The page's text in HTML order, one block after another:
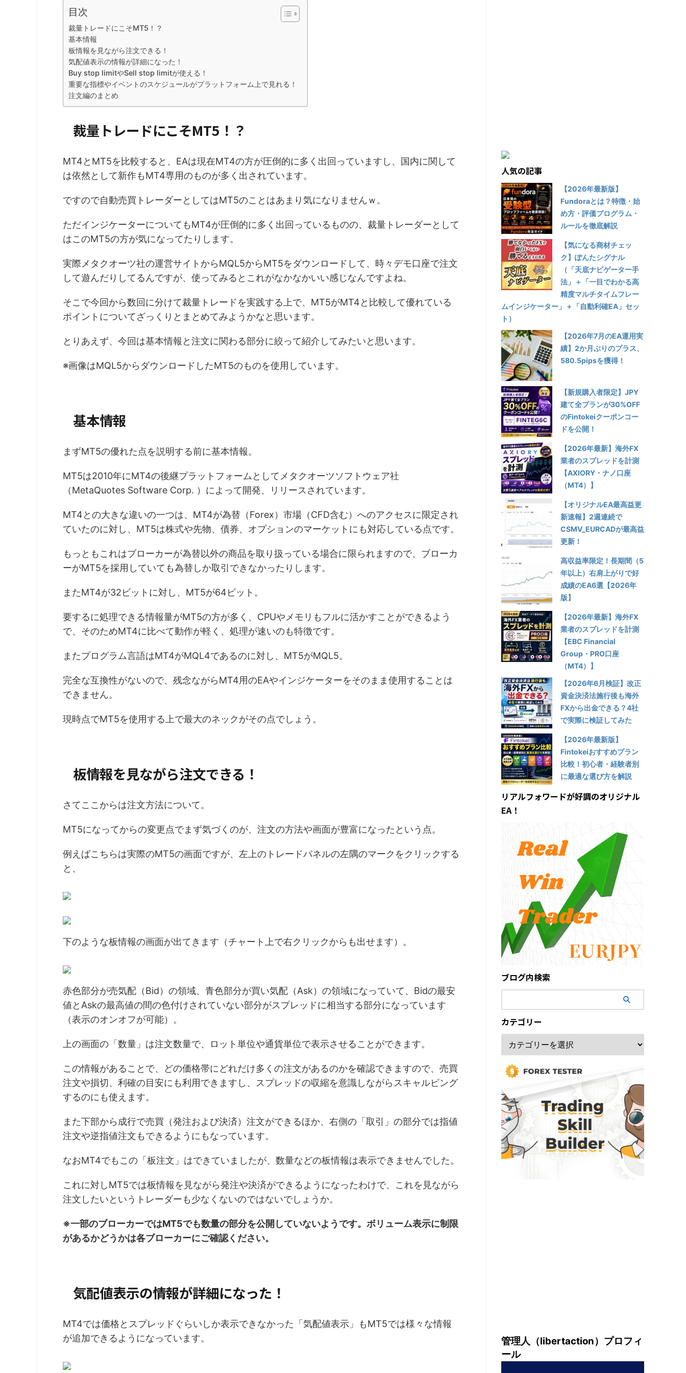
目次
裁量トレードにこそMT5！？
基本情報
板情報を見ながら注文できる！
気配値表示の情報が詳細になった！
Buy stop limitやSell stop limitが使える！
重要な指標やイベントのスケジュールがプラットフォーム上で見れる！
注文編のまとめ
裁量トレードにこそMT5！？
MT4とMT5を比較すると、EAは現在MT4の方が圧倒的に多く出回っていますし、国内に関して
は依然として新作もMT4専用のものが多く出されています。
ですので自動売買トレーダーとしてはMT5のことはあまり気になりませんｗ。
ただインジケーターについてもMT4が圧倒的に多く出回っているものの、裁量トレーダーとして
はこのMT5の方が気になってたりします。
実際メタクオーツ社の運営サイトからMQL5からMT5をダウンロードして、時々デモ口座で注文
して遊んだりしてるんですが、使ってみるとこれがなかなかいい感じなんですよね。
そこで今回から数回に分けて裁量トレードを実践する上で、MT5がMT4と比較して優れている
ポイントについてざっくりとまとめてみようかなと思います。
とりあえず、今回は基本情報と注文に関わる部分に絞って紹介してみたいと思います。
※画像はMQL5からダウンロードしたMT5のものを使用しています。
基本情報
まずMT5の優れた点を説明する前に基本情報。
MT5は2010年にMT4の後継プラットフォームとしてメタクオーツソフトウェア社
（MetaQuotes Software Corp. ）によって開発、リリースされています。
MT4との大きな違いの一つは、MT4が為替（Forex）市場（CFD含む）へのアクセスに限定され
ていたのに対し、MT5は株式や先物、債券、オプションのマーケットにも対応している点です。
もっともこれはブローカーが為替以外の商品を取り扱っている場合に限られますので、ブローカ
ーがMT5を採用していても為替しか取引できなかったりします。
またMT4が32ビットに対し、MT5が64ビット。
要するに処理できる情報量がMT5の方が多く、CPUやメモリもフルに活かすことができるよう
で、そのためMT4に比べて動作が軽く、処理が速いのも特徴です。
またプログラム言語はMT4がMQL4であるのに対し、MT5がMQL5。
完全な互換性がないので、残念ながらMT4用のEAやインジケーターをそのまま使用することは
できません。
現時点でMT5を使用する上で最大のネックがその点でしょう。
板情報を見ながら注文できる！
さてここからは注文方法について。
MT5になってからの変更点でまず気づくのが、注文の方法や画面が豊富になったという点。
例えばこちらは実際のMT5の画面ですが、左上のトレードパネルの左隅のマークをクリックする
と、
下のような板情報の画面が出てきます（チャート上で右クリックからも出せます）。
赤色部分が売気配（Bid）の領域、青色部分が買い気配（Ask）の領域になっていて、Bidの最安
値とAskの最高値の間の色付けされていない部分がスプレッドに相当する部分になっています
（表示のオンオフが可能）。
上の画面の「数量」は注文数量で、ロット単位や通貨単位で表示させることができます。
この情報があることで、どの価格帯にどれだけ多くの注文があるのかを確認できますので、売買
注文や損切、利確の目安にも利用できますし、スプレッドの収縮を意識しながらスキャルピング
するのにも使えます。
また下部から成行で売買（発注および決済）注文ができるほか、右側の「取引」の部分では指値
注文や逆指値注文もできるようにもなっています。
なおMT4でもこの「板注文」はできていましたが、数量などの板情報は表示できませんでした。
これに対しMT5では板情報を見ながら発注や決済ができるようになったわけで、これを見ながら
注文したいというトレーダーも少なくないのではないでしょうか。
※一部のブローカーではMT5でも数量の部分を公開していないようです。ボリューム表示に制限
があるかどうかは各ブローカーにご確認ください。
気配値表示の情報が詳細になった！
MT4では価格とスプレッドぐらいしか表示できなかった「気配値表示」もMT5では様々な情報
が追加できるようになっています。
人気の記事
【2026年最新版】
Fundoraとは？特徴・始
め方・評価プログラム・
ルールを徹底解説
【気になる商材チェッ
ク】ぽんたシグナル
（「天底ナビゲーター手
法」＋「一目でわかる高
精度マルチタイムフレー
ムインジケーター」＋「自動利確EA」セッ
ト）
【2026年7月のEA運用実
績】2か月ぶりのプラス、
580.5pipsを獲得！
【新規購入者限定】JPY
建て全プランが30%OFF
のFintokeiクーポンコー
ドを公開！
【2026年最新】海外FX
業者のスプレッドを計測
【AXIORY・ナノ口座
（MT4）】
【オリジナルEA最高益更
新速報】2週連続で
CSMV_EURCADが最高益
更新！
高収益率限定！長期間（5
年以上）右肩上がりで好
成績のEA6選【2026年
版】
【2026年最新】海外FX
業者のスプレッドを計測
【EBC Financial
Group・PRO口座
（MT4）】
【2026年6月検証】改正
資金決済法施行後も海外
FXから出金できる？4社
で実際に検証してみた
【2026年最新版】
Fintokeiおすすめプラン
比較！初心者・経験者別
に最適な選び方を解説
リアルフォワードが好調のオリジナル
EA！
ブログ内検索
カテゴリー
管理人（libertaction）プロフィ
ール